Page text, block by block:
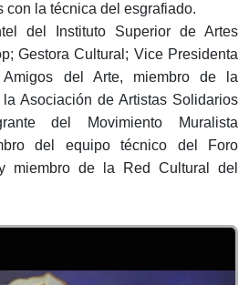
con la técnica del esgrafiado.
del Instituto Superior de Artes
Gestora Cultural; Vice Presidenta
del Arte, miembro de la
Asociación de Artistas Solidarios
del Movimiento Muralista
del equipo técnico del Foro
miembro de la Red Cultural del